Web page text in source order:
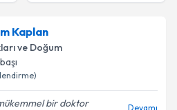
Kaplan
ve Doğum
bir doktor
Devamı